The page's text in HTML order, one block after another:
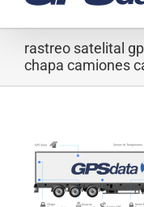
rastreo satelital
chapa camiones